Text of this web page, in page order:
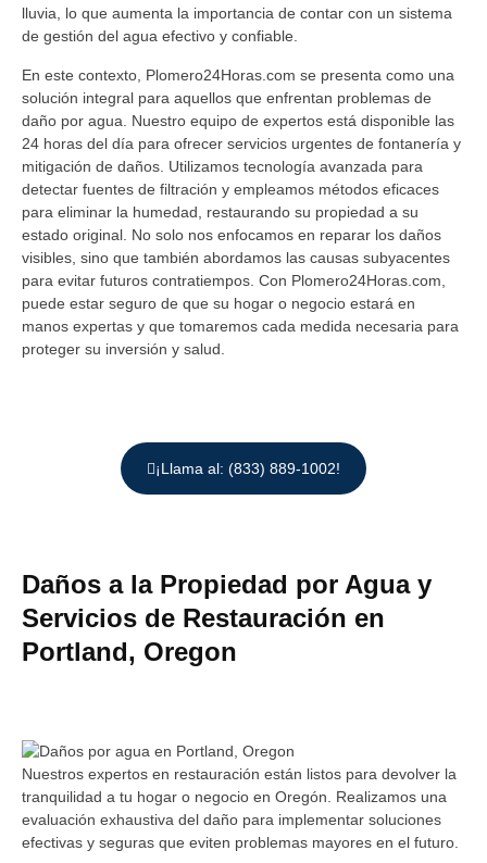
lluvia, lo que aumenta la importancia de contar con un sistema
de gestión del agua efectivo y confiable.
En este contexto, Plomero24Horas.com se presenta como una
solución integral para aquellos que enfrentan problemas de
daño por agua. Nuestro equipo de expertos está disponible las
24 horas del día para ofrecer servicios urgentes de fontanería y
mitigación de daños. Utilizamos tecnología avanzada para
detectar fuentes de filtración y empleamos métodos eficaces
para eliminar la humedad, restaurando su propiedad a su
estado original. No solo nos enfocamos en reparar los daños
visibles, sino que también abordamos las causas subyacentes
para evitar futuros contratiempos. Con Plomero24Horas.com,
puede estar seguro de que su hogar o negocio estará en
manos expertas y que tomaremos cada medida necesaria para
proteger su inversión y salud.
¡Llama al: (833) 889-1002!
Daños a la Propiedad por Agua y
Servicios de Restauración en
Portland, Oregon
Nuestros expertos en restauración están listos para devolver la
tranquilidad a tu hogar o negocio en Oregón. Realizamos una
evaluación exhaustiva del daño para implementar soluciones
efectivas y seguras que eviten problemas mayores en el futuro.